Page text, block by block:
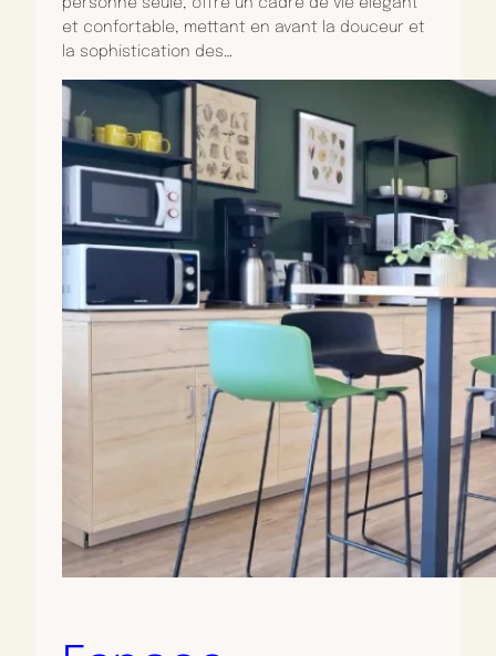
personne seule, offre un cadre de vie élégant
et confortable, mettant en avant la douceur et
la sophistication des…